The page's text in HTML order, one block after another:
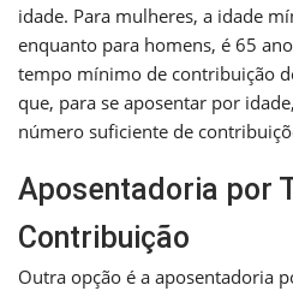
idade. Para mulheres, a idade
enquanto para homens, é 65
tempo mínimo de contribuição
que, para se aposentar por
número suficiente de
Aposentadoria por
Contribuição
Outra opção é a aposentadoria